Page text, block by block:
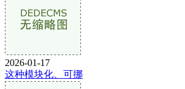
2026-01-17
这种模块化、可挪